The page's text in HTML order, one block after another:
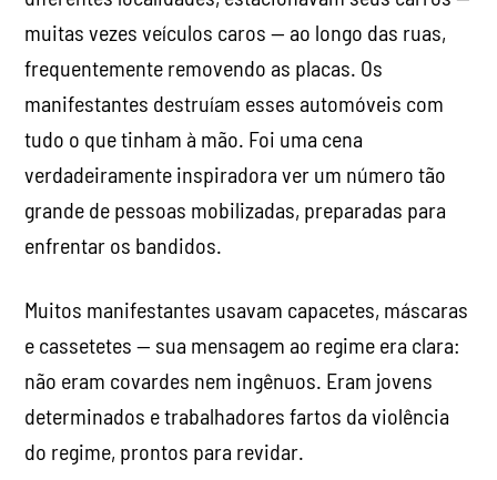
muitas vezes veículos caros — ao longo das ruas,
frequentemente removendo as placas. Os
manifestantes destruíam esses automóveis com
tudo o que tinham à mão. Foi uma cena
verdadeiramente inspiradora ver um número tão
grande de pessoas mobilizadas, preparadas para
enfrentar os bandidos.
Muitos manifestantes usavam capacetes, máscaras
e cassetetes — sua mensagem ao regime era clara:
não eram covardes nem ingênuos. Eram jovens
determinados e trabalhadores fartos da violência
do regime, prontos para revidar.